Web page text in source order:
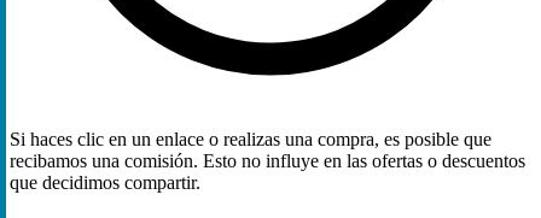
Si haces clic en un enlace o realizas una compra, es posible que
recibamos una comisión. Esto no influye en las ofertas o descuentos
que decidimos compartir.